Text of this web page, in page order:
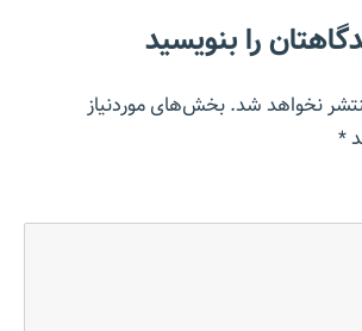
را بنویسید
نخواهد شد.بخش‌های موردنیاز
*